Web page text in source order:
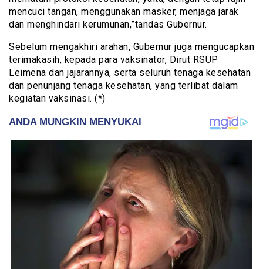
mencuci tangan, menggunakan masker, menjaga jarak
dan menghindari kerumunan,”tandas Gubernur.
Sebelum mengakhiri arahan, Gubernur juga mengucapkan
terimakasih, kepada para vaksinator, Dirut RSUP
Leimena dan jajarannya, serta seluruh tenaga kesehatan
dan penunjang tenaga kesehatan, yang terlibat dalam
kegiatan vaksinasi. (*)